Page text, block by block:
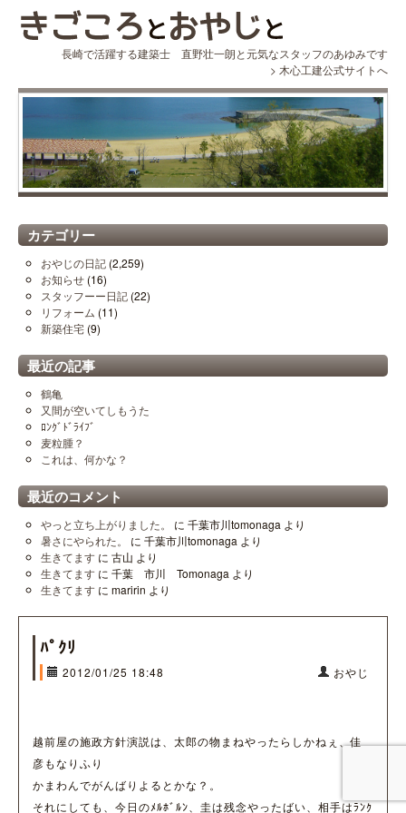
長崎で活躍する建築士 直野壮一朗と元気なスタッフのあゆみです
> 木心工建公式サイトへ
カテゴリー
おやじの日記 (2,259)
お知らせ (16)
スタッフーー日記 (22)
リフォーム (11)
新築住宅 (9)
最近の記事
鶴亀
又間が空いてしもうた
ﾛﾝｸﾞﾄﾞﾗｲﾌﾞ
麦粒腫？
これは、何かな？
最近のコメント
やっと立ち上がりました。 に 千葉市川tomonaga より
暑さにやられた。
に 千葉市川tomonaga より
生きてます に 古山 より
生きてます に 千葉 市川 Tomonaga より
生きてます に maririn より
ﾊﾟｸﾘ
2012/01/25 18:48 おやじ
越前屋の施政方針演説は、太郎の物まねやったらしかねぇ、佳
彦もなりふり
かまわんでがんばりよるとかな？。
それにしても、今日のﾒﾙﾎﾞﾙﾝ、圭は残念やったばい、相手はﾗﾝｸ